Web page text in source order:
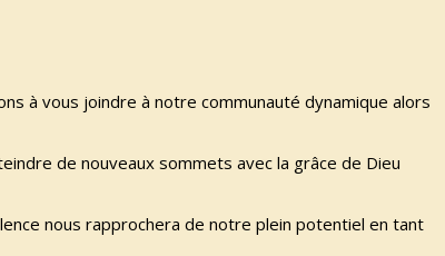
à vous joindre à notre communauté dynamique alors
de nouveaux sommets avec la grâce de Dieu
nous rapprochera de notre plein potentiel en tant